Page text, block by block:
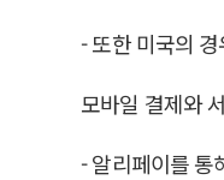
- 또한 미국의
모바일 결제와
- 알리페이를 통